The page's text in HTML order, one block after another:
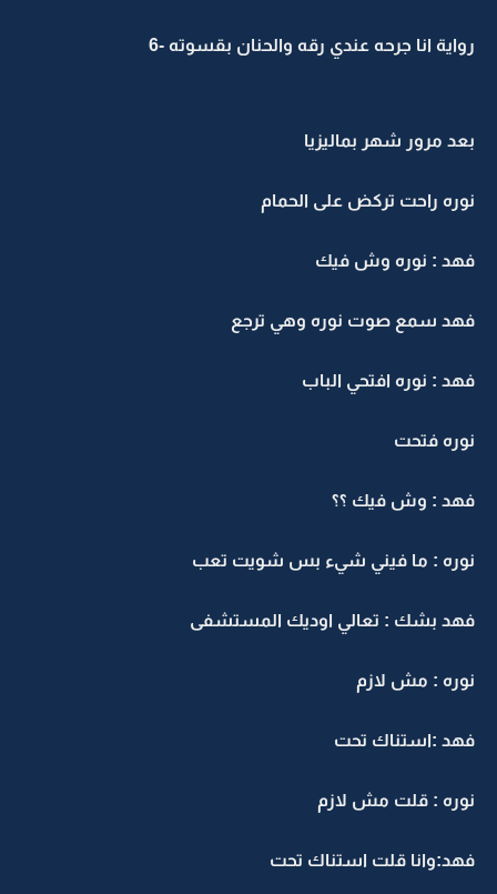
انا جرحه عندي رقه والحنان بقسوته -6
مرور شهر بماليزيا
راحت تركض على الحمام
: نوره وش فيك
سمع صوت نوره وهي ترجع
: نوره افتحي الباب
فتحت
: وش فيك ؟؟
: ما فيني شيء بس شويت تعب
بشك : تعالي اوديك المستشفى
: مش لازم
:استناك تحت
: قلت مش لازم
قلت استناك تحت